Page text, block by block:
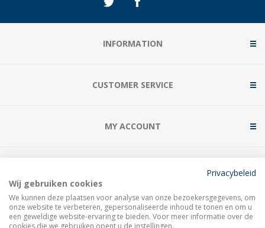
INFORMATION
CUSTOMER SERVICE
MY ACCOUNT
Privacybeleid
Wij gebruiken cookies
We kunnen deze plaatsen voor analyse van onze bezoekersgegevens, om
onze website te verbeteren, gepersonaliseerde inhoud te tonen en om u
een geweldige website-ervaring te bieden. Voor meer informatie over de
cookies die we gebruiken opent u de instellingen.